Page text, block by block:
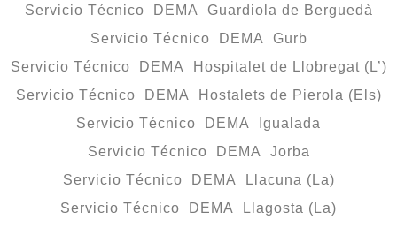
Servicio Técnico DEMA Guardiola de Berguedà
Servicio Técnico DEMA Gurb
Servicio Técnico DEMA Hospitalet de Llobregat (L’)
Servicio Técnico DEMA Hostalets de Pierola (Els)
Servicio Técnico DEMA Igualada
Servicio Técnico DEMA Jorba
Servicio Técnico DEMA Llacuna (La)
Servicio Técnico DEMA Llagosta (La)